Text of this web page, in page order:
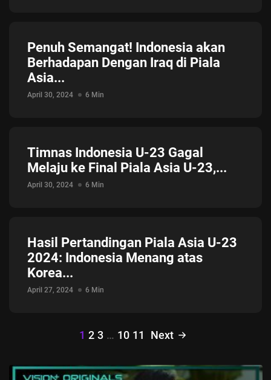
Penuh Semangat! Indonesia akan
Berhadapan Dengan Iraq di Piala
Asia...
April 30, 2024 6 Min
Timnas Indonesia U-23 Gagal
Melaju ke Final Piala Asia U-23,...
April 30, 2024 6 Min
Hasil Pertandingan Piala Asia U-23
2024: Indonesia Menang atas
Korea...
April 27, 2024 6 Min
1 2 3 … 10 11 Next